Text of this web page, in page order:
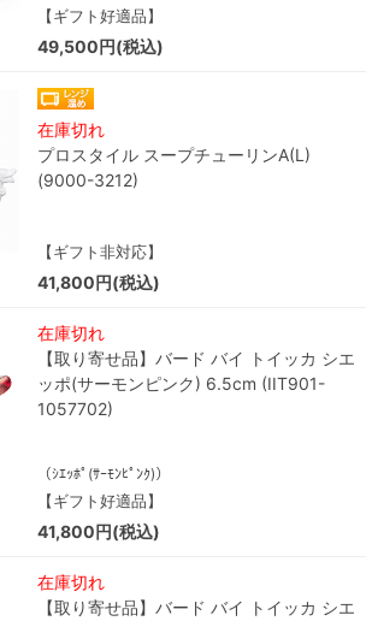
【ギフト好適品】
49,500円(税込)
在庫切れ
プロスタイル スープチューリンA(L)
(9000-3212)
【ギフト非対応】
41,800円(税込)
在庫切れ
【取り寄せ品】バード バイ トイッカ シエ
ッポ(サーモンピンク) 6.5cm (IIT901-
1057702)
（ｼｴｯﾎﾟ(ｻｰﾓﾝﾋﾟﾝｸ)）
【ギフト好適品】
41,800円(税込)
在庫切れ
【取り寄せ品】バード バイ トイッカ シエ